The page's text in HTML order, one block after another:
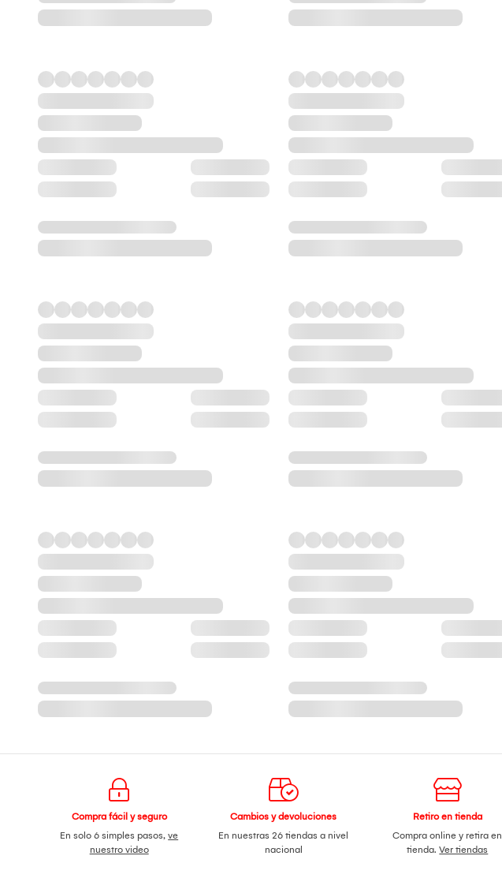
Compra fácil y seguro
En solo 6 simples pasos,ve
nuestro video
Cambios y devoluciones
En nuestras 26 tiendas a nivel
nacional
Retiro en tienda
Compra online y retira en
tienda.Ver tiendas